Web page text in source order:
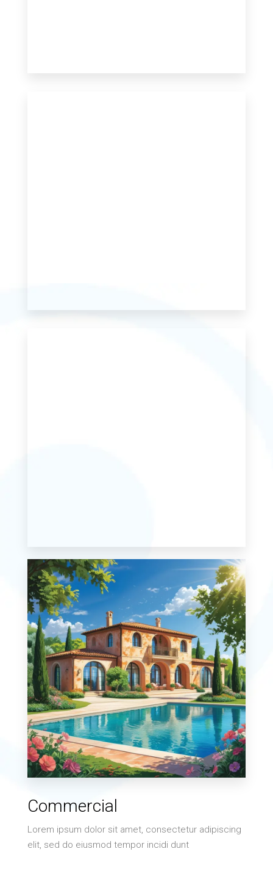
Villa
Commercial
Lorem ipsum dolor sit amet, consectetur adipiscing
elit, sed do eiusmod tempor incidi dunt